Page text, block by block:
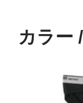
カラー